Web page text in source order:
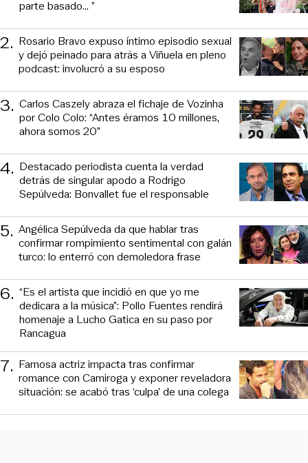
parte basado... ”
2. Rosario Bravo expuso íntimo episodio sexual
y dejó peinado para atrás a Viñuela en pleno
podcast: involucró a su esposo
3. Carlos Caszely abraza el fichaje de Vozinha
por Colo Colo: “Antes éramos 10 millones,
ahora somos 20”
4. Destacado periodista cuenta la verdad
detrás de singular apodo a Rodrigo
Sepúlveda: Bonvallet fue el responsable
5. Angélica Sepúlveda da que hablar tras
confirmar rompimiento sentimental con galán
turco: lo enterró con demoledora frase
6. “Es el artista que incidió en que yo me
dedicara a la música”: Pollo Fuentes rendirá
homenaje a Lucho Gatica en su paso por
Rancagua
7. Famosa actriz impacta tras confirmar
romance con Camiroga y exponer reveladora
situación: se acabó tras ‘culpa’ de una colega